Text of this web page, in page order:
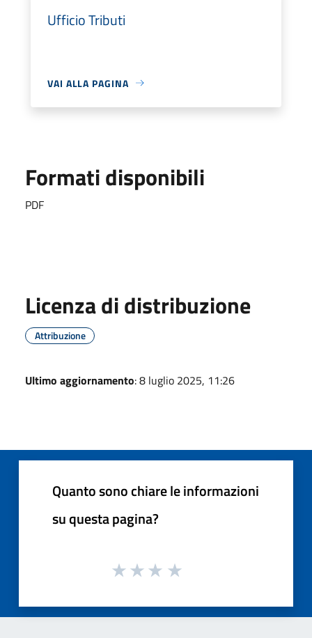
Ufficio Tributi
VAI ALLA PAGINA
Formati disponibili
PDF
Licenza di distribuzione
Attribuzione
Ultimo aggiornamento: 8 luglio 2025, 11:26
Quanto sono chiare le informazioni
su questa pagina?